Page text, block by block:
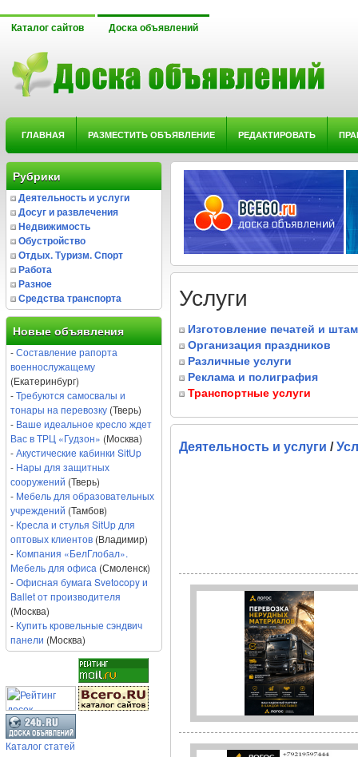
Каталог сайтов Доска объявлений
ГЛАВНАЯ РАЗМЕСТИТЬ ОБЪЯВЛЕНИЕ РЕДАКТИРОВАТЬ
Рубрики
Деятельность и услуги
Досуг и развлечения
Недвижимость
Обустройство
Отдых. Туризм. Спорт
Работа
Разное
Средства транспорта
Новые объявления
-Составление рапорта
военнослужащему
(Екатеринбург)
-Требуются самосвалы и
тонары на перевозку (Тверь)
- Ваше идеальное кресло ждет
Вас в ТРЦ «Гудзон» (Москва)
-Акустические кабинки SitUp
- Нары для защитных
сооружений (Тверь)
- Мебель для образовательных
учреждений (Тамбов)
- Кресла и стулья SitUp для
оптовых клиентов (Владимир)
- Компания «БелГлобал».
Мебель для офиса (Смоленск)
-Офисная бумага Svetocopy и
Ballet от производителя
(Москва)
- Купить кровельные сэндвич
панели (Москва)
Каталог статей
Услуги
Изготовление печатей и
Организация праздников
Различные услуги
Реклама и полиграфия
Транспортные услуги
Деятельность и услуги /